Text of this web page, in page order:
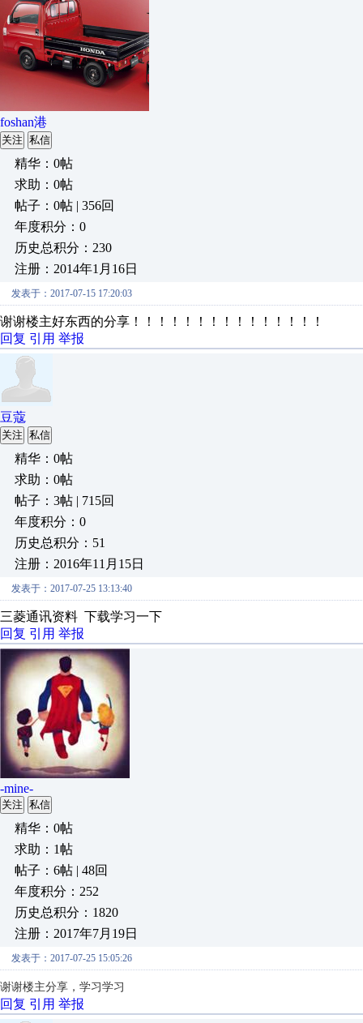
foshan港
关注 私信
精华：0帖
求助：0帖
帖子：0帖 | 356回
年度积分：0
历史总积分：230
注册：2014年1月16日
发表于：2017-07-15 17:20:03
谢谢楼主好东西的分享！！！！！！！！！！！！！！！
回复 引用 举报
豆蔻
关注 私信
精华：0帖
求助：0帖
帖子：3帖 | 715回
年度积分：0
历史总积分：51
注册：2016年11月15日
发表于：2017-07-25 13:13:40
三菱通讯资料 下载学习一下
回复 引用 举报
-mine-
关注 私信
精华：0帖
求助：1帖
帖子：6帖 | 48回
年度积分：252
历史总积分：1820
注册：2017年7月19日
发表于：2017-07-25 15:05:26
谢谢楼主分享，学习学习
回复 引用 举报